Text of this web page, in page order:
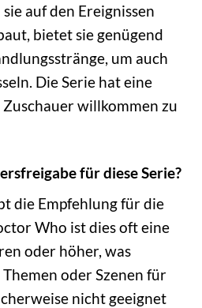
auf den Ereignissen
bietet sie genügend
um auch
Die Serie hat eine
willkommen zu
für diese Serie?
die Empfehlung für die
Who ist dies oft eine
oder höher, was
oder Szenen für
nicht geeignet